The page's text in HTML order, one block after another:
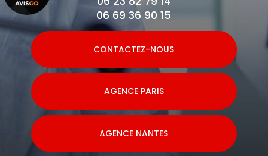
06 69 36 90 15
CONTACTEZ-NOUS
AGENCE PARIS
AGENCE NANTES
Voir le certificat